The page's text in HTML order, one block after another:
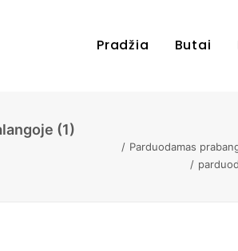
Pradžia Butai
(1)
Parduodamas